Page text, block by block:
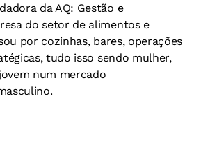
da AQ: Gestão e
do setor de alimentos e
por cozinhas, bares, operações
tudo isso sendo mulher,
num mercado